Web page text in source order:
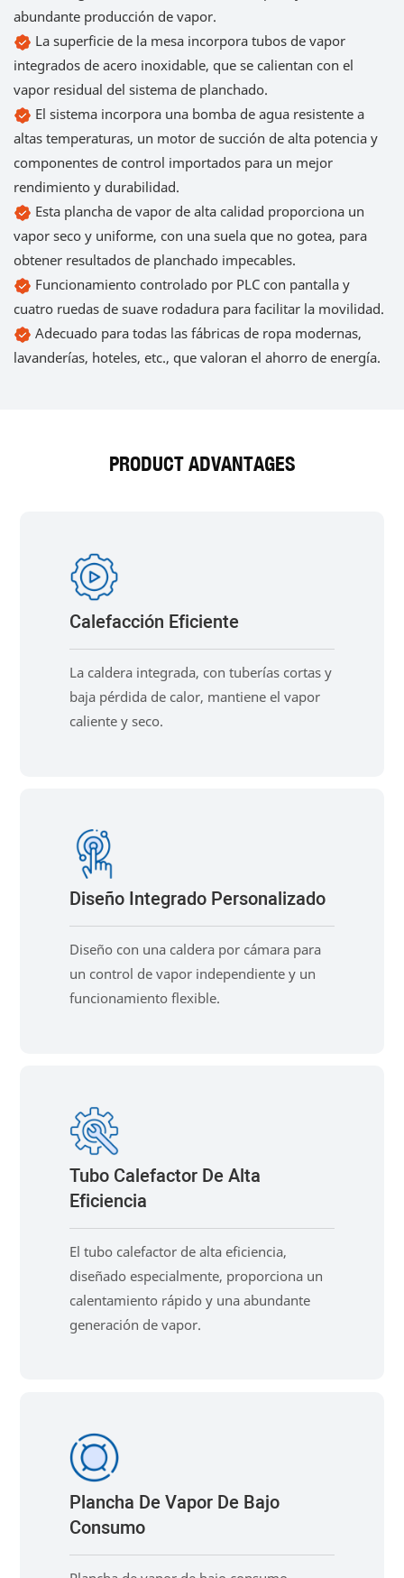
abundante producción de vapor.
La superficie de la mesa incorpora tubos de vapor
integrados de acero inoxidable, que se calientan con el
vapor residual del sistema de planchado.
El sistema incorpora una bomba de agua resistente a
altas temperaturas, un motor de succión de alta potencia y
componentes de control importados para un mejor
rendimiento y durabilidad.
Esta plancha de vapor de alta calidad proporciona un
vapor seco y uniforme, con una suela que no gotea, para
obtener resultados de planchado impecables.
Funcionamiento controlado por PLC con pantalla y
cuatro ruedas de suave rodadura para facilitar la movilidad.
Adecuado para todas las fábricas de ropa modernas,
lavanderías, hoteles, etc., que valoran el ahorro de energía.
PRODUCT ADVANTAGES
Calefacción Eficiente
La caldera integrada, con tuberías cortas y
baja pérdida de calor, mantiene el vapor
caliente y seco.
Diseño Integrado Personalizado
Diseño con una caldera por cámara para
un control de vapor independiente y un
funcionamiento flexible.
Tubo Calefactor De Alta
Eficiencia
El tubo calefactor de alta eficiencia,
diseñado especialmente, proporciona un
calentamiento rápido y una abundante
generación de vapor.
Plancha De Vapor De Bajo
Consumo